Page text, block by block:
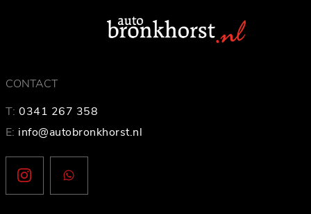
CONTACT
T: 0341 267 358
E: info@autobronkhorst.nl